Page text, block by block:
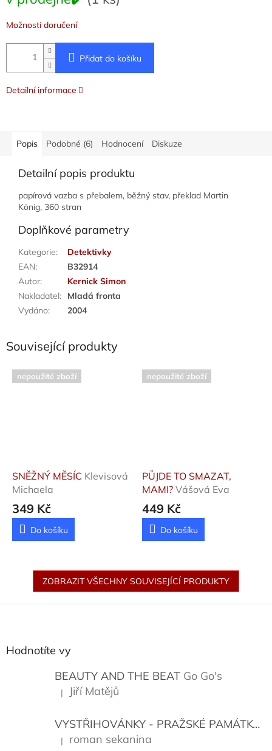
Možnosti doručení
Přidat do košíku
Detailní informace
Popis Podobné (6) Hodnocení Diskuze
Detailní popis produktu
papírová vazba s přebalem, běžný stav, překlad Martin
König, 360 stran
Doplňkové parametry
Kategorie:
Detektivky
EAN:
B32914
Autor:
Kernick Simon
Nakladatel:
Mladá fronta
Vydáno: 2004
Související produkty
nepoužité zboží
SNĚŽNÝ MĚSÍC Klevisová
Michaela
349 Kč
Do košíku
nepoužité zboží
PŮJDE TO SMAZAT,
MAMI? Vášová Eva
449 Kč
Do košíku
ZOBRAZIT VŠECHNY SOUVISEJÍCÍ PRODUKTY
Hodnotíte vy
BEAUTY AND THE BEAT Go Go's
Hodnocení produktu je 5 z 5 hvězdiček.
| Jiří Matějů
VYSTŘIHOVÁNKY - PRAŽSKÉ PAMÁTKY
Hodnocení produktu je 5 z 5 hvězdiček.
| roman sekanina